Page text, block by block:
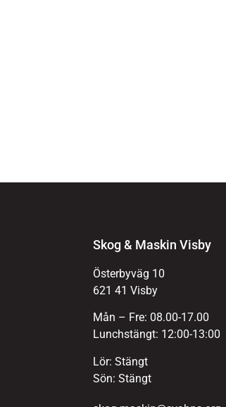
Skog & Maskin Visby
Österbyväg 10
621 41 Visby
Mån – Fre: 08.00-17.00
Lunchstängt: 12:00-13:00
Lör: Stängt
Sön: Stängt